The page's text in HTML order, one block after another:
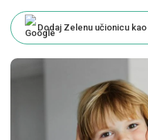
Dodaj Zelenu učionicu